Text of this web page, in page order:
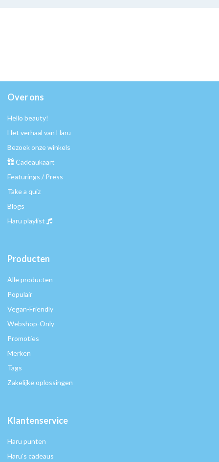
Over ons
Hello beauty!
Het verhaal van Haru
Bezoek onze winkels
Cadeaukaart
Featurings / Press
Take a quiz
Blogs
Haru playlist
Producten
Alle producten
Populair
Vegan-Friendly
Webshop-Only
Promoties
Merken
Tags
Zakelijke oplossingen
Klantenservice
Haru punten
Haru's cadeaus